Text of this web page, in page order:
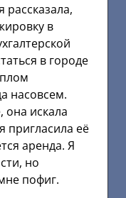
рассказала,
в
в городе
насовсем.
она искала
пригласила её
аренда. Я
но
пофиг.